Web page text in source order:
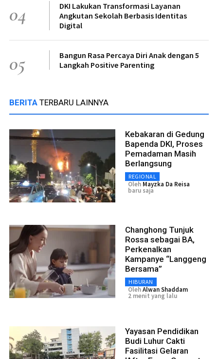
04
DKI Lakukan Transformasi Layanan
Angkutan Sekolah Berbasis Identitas
Digital
05
Bangun Rasa Percaya Diri Anak dengan 5
Langkah Positive Parenting
BERITA TERBARU LAINNYA
Kebakaran di Gedung
Bapenda DKI, Proses
Pemadaman Masih
Berlangsung
REGIONAL
Oleh Mayzka Da Reisa
baru saja
Changhong Tunjuk
Rossa sebagai BA,
Perkenalkan
Kampanye “Langgeng
Bersama”
HIBURAN
OlehAlwan Shaddam
2 menit yang lalu
Yayasan Pendidikan
Budi Luhur Cakti
Fasilitasi Gelaran